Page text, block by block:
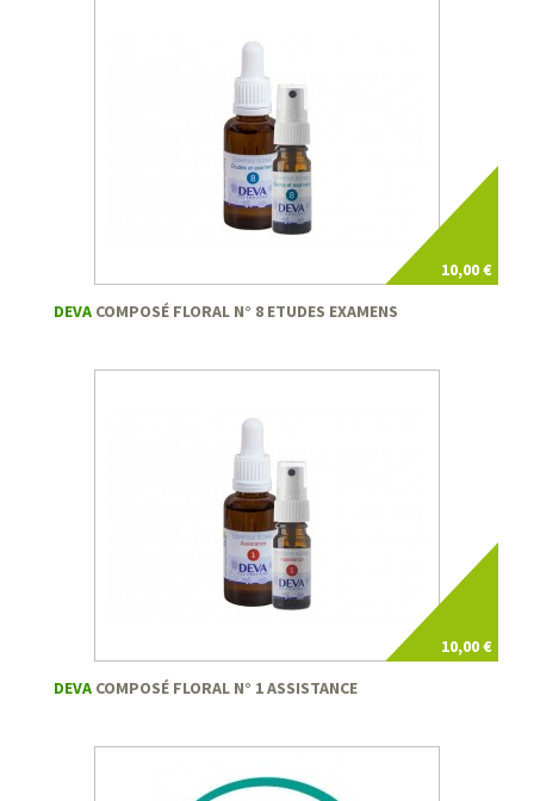
10,00 €
DEVA COMPOSÉ FLORAL N° 8 ETUDES EXAMENS
10,00 €
DEVA COMPOSÉ FLORAL N° 1 ASSISTANCE